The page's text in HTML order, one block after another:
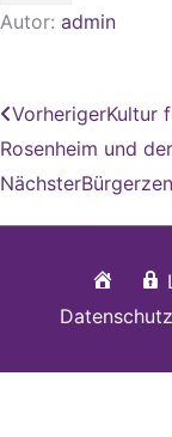
Autor: admin
Zurück
VorherigerKultur
Rosenheim und
Nächster